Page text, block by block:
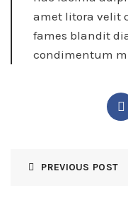
amet litora velit
fames blandit
condimentum
PREVIOUS POST